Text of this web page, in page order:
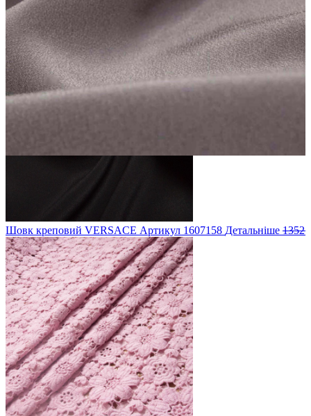
Вам може сподобатися
Шовк креповий VERSACE Артикул 1607158 Детальніше 1352